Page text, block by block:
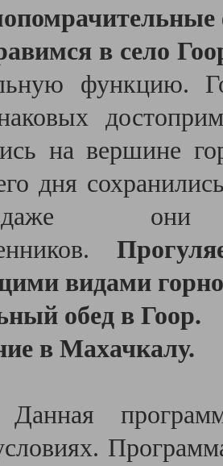
в село
функцию.
на вершине
дня
они
видами
обед в Гоор.
в Махачкалу.
Данная